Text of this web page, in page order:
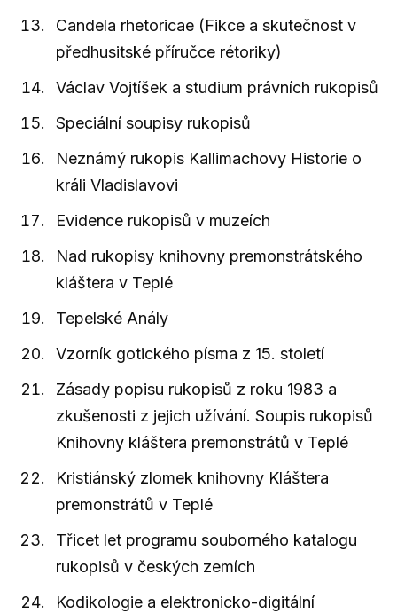
Candela rhetoricae (Fikce a skutečnost v
předhusitské příručce rétoriky)
Václav Vojtíšek a studium právních rukopisů
Speciální soupisy rukopisů
Neznámý rukopis Kallimachovy Historie o
králi Vladislavovi
Evidence rukopisů v muzeích
Nad rukopisy knihovny premonstrátského
kláštera v Teplé
Tepelské Anály
Vzorník gotického písma z 15. století
Zásady popisu rukopisů z roku 1983 a
zkušenosti z jejich užívání. Soupis rukopisů
Knihovny kláštera premonstrátů v Teplé
Kristiánský zlomek knihovny Kláštera
premonstrátů v Teplé
Třicet let programu souborného katalogu
rukopisů v českých zemích
Kodikologie a elektronicko-digitální